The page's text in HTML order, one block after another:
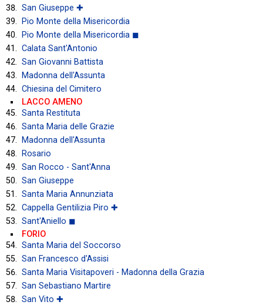
San Giuseppe ✚
Pio Monte della Misericordia
Pio Monte della Misericordia ◼
Calata Sant'Antonio
San Giovanni Battista
Madonna dell'Assunta
Chiesina del Cimitero
LACCO AMENO
Santa Restituta
Santa Maria delle Grazie
Madonna dell'Assunta
Rosario
San Rocco - Sant'Anna
San Giuseppe
Santa Maria Annunziata
Cappella Gentilizia Piro ✚
Sant'Aniello ◼
FORIO
Santa Maria del Soccorso
San Francesco d'Assisi
Santa Maria Visitapoveri - Madonna della Grazia
San Sebastiano Martire
San Vito ✚